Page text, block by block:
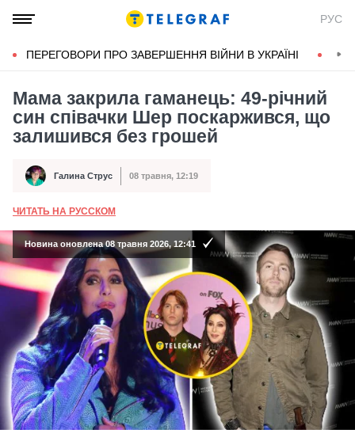
РУС
ПЕРЕГОВОРИ ПРО ЗАВЕРШЕННЯ ВІЙНИ В УКРАЇНІ
Мама закрила гаманець: 49-річний
син співачки Шер поскаржився, що
залишився без грошей
Автор Галина Струс
Дата публікації 08 травня, 12:19
ЧИТАТЬ НА РУССКОМ
Новина оновлена 08 травня 2026, 12:41